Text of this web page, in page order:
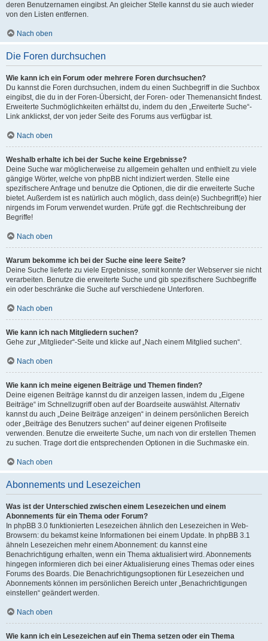
deren Benutzernamen eingibst. An gleicher Stelle kannst du sie auch wieder
von den Listen entfernen.
Nach oben
Die Foren durchsuchen
Wie kann ich ein Forum oder mehrere Foren durchsuchen?
Du kannst die Foren durchsuchen, indem du einen Suchbegriff in die Suchbox
eingibst, die du in der Foren-Übersicht, der Foren- oder Themenansicht findest.
Erweiterte Suchmöglichkeiten erhältst du, indem du den „Erweiterte Suche“-
Link anklickst, der von jeder Seite des Forums aus verfügbar ist.
Nach oben
Weshalb erhalte ich bei der Suche keine Ergebnisse?
Deine Suche war möglicherweise zu allgemein gehalten und enthielt zu viele
gängige Wörter, welche von phpBB nicht indiziert werden. Stelle eine
spezifischere Anfrage und benutze die Optionen, die dir die erweiterte Suche
bietet. Außerdem ist es natürlich auch möglich, dass dein(e) Suchbegriff(e) hier
nirgends im Forum verwendet wurden. Prüfe ggf. die Rechtschreibung der
Begriffe!
Nach oben
Warum bekomme ich bei der Suche eine leere Seite?
Deine Suche lieferte zu viele Ergebnisse, somit konnte der Webserver sie nicht
verarbeiten. Benutze die erweiterte Suche und gib spezifischere Suchbegriffe
ein oder beschränke die Suche auf verschiedene Unterforen.
Nach oben
Wie kann ich nach Mitgliedern suchen?
Gehe zur „Mitglieder“-Seite und klicke auf „Nach einem Mitglied suchen“.
Nach oben
Wie kann ich meine eigenen Beiträge und Themen finden?
Deine eigenen Beiträge kannst du dir anzeigen lassen, indem du „Eigene
Beiträge“ im Schnellzugriff oben auf der Boardseite auswählst. Alternativ
kannst du auch „Deine Beiträge anzeigen“ in deinem persönlichen Bereich
oder „Beiträge des Benutzers suchen“ auf deiner eigenen Profilseite
verwenden. Benutze die erweiterte Suche, um nach von dir erstellen Themen
zu suchen. Trage dort die entsprechenden Optionen in die Suchmaske ein.
Nach oben
Abonnements und Lesezeichen
Was ist der Unterschied zwischen einem Lesezeichen und einem
Abonnements für ein Thema oder Forum?
In phpBB 3.0 funktionierten Lesezeichen ähnlich den Lesezeichen in Web-
Browsern: du bekamst keine Informationen bei einem Update. In phpBB 3.1
ähneln Lesezeichen mehr einem Abonnement: du kannst eine
Benachrichtigung erhalten, wenn ein Thema aktualisiert wird. Abonnements
hingegen informieren dich bei einer Aktualisierung eines Themas oder eines
Forums des Boards. Die Benachrichtigungsoptionen für Lesezeichen und
Abonnements können im persönlichen Bereich unter „Benachrichtigungen
einstellen“ geändert werden.
Nach oben
Wie kann ich ein Lesezeichen auf ein Thema setzen oder ein Thema